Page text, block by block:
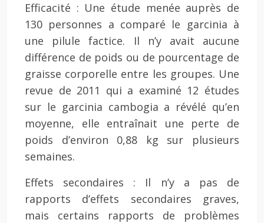
Efficacité : Une étude menée auprès de
130 personnes a comparé le garcinia à
une pilule factice. Il n’y avait aucune
différence de poids ou de pourcentage de
graisse corporelle entre les groupes. Une
revue de 2011 qui a examiné 12 études
sur le garcinia cambogia a révélé qu’en
moyenne, elle entraînait une perte de
poids d’environ 0,88 kg sur plusieurs
semaines.
Effets secondaires : Il n’y a pas de
rapports d’effets secondaires graves,
mais certains rapports de problèmes